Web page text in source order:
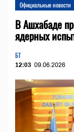
Официальные новости
В Ашхабаде
ядерных
БТ
12:03 09.06.2026